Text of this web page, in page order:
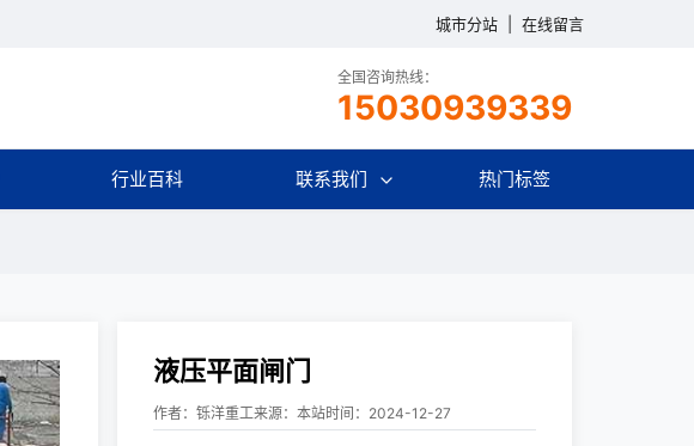
城市分站 在线留言
全国咨询热线：
15030939339
行业百科 联系我们 热门标签
液压平面闸门
作者：铄洋重工来源：本站时间：2024-12-27